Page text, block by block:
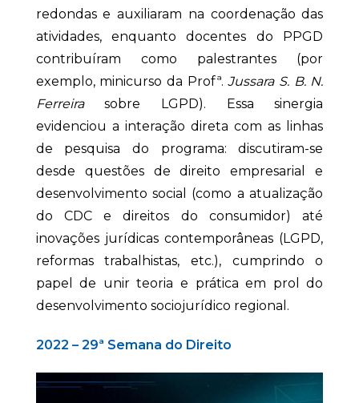
redondas e auxiliaram na coordenação das
atividades, enquanto docentes do PPGD
contribuíram como palestrantes (por
exemplo, minicurso da Profª.Jussara S. B. N.
Ferreirasobre LGPD). Essa sinergia
evidenciou a interação direta com as linhas
de pesquisa do programa: discutiram-se
desde questões de direito empresarial e
desenvolvimento social (como a atualização
do CDC e direitos do consumidor) até
inovações jurídicas contemporâneas (LGPD,
reformas trabalhistas, etc.), cumprindo o
papel de unir teoria e prática em prol do
desenvolvimento sociojurídico regional.
2022 – 29ª Semana do Direito